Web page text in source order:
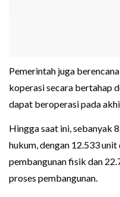
Pemerintah juga
koperasi secara bertahap
dapat beroperasi pada
Hingga saat ini, sebanyak
hukum, dengan 12.533
pembangunan fisik dan
proses pembangunan.